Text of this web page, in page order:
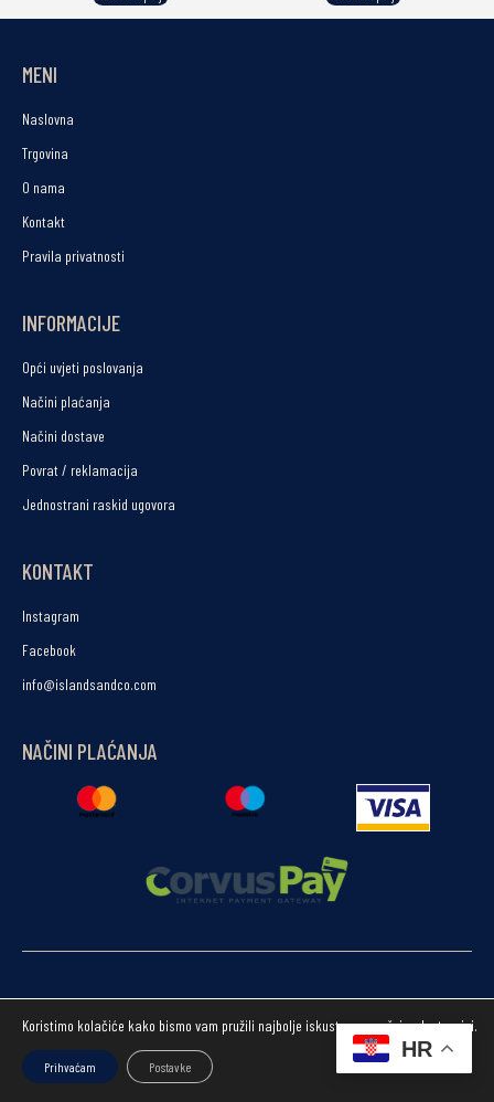
MENI
Naslovna
Trgovina
O nama
Kontakt
Pravila privatnosti
INFORMACIJE
Opći uvjeti poslovanja
Načini plaćanja
Načini dostave
Povrat / reklamacija
Jednostrani raskid ugovora
KONTAKT
Instagram
Facebook
info@islandsandco.com
NAČINI PLAĆANJA
HR
Koristimo kolačiće kako bismo vam pružili najbolje iskustvo na našoj web stranici.
Prihvaćam Postavke